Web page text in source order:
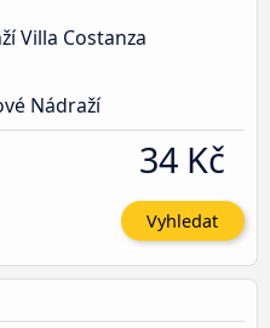
Villa Costanza
Nádraží
34 Kč
Vyhledat